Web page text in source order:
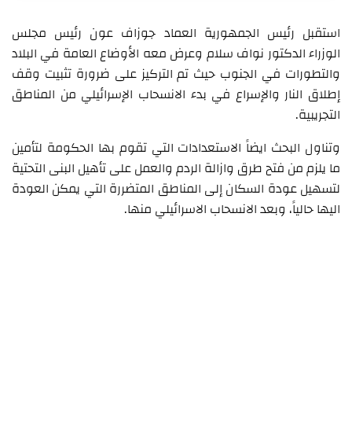
استقبل رئيس الجمهورية العماد جوزاف عون رئيس مجلس
الوزراء الدكتور نواف سلام وعرض معه الأوضاع العامة في البلاد
والتطورات في الجنوب حيث تم التركيز على ضرورة تثبيت وقف
إطلاق النار والإسراع في بدء الانسحاب الإسرائيلي من المناطق
التجريبية.
وتناول البحث ايضاً الاستعدادات التي تقوم بها الحكومة لتأمين
ما يلزم من فتح طرق وازالة الردم والعمل على تأهيل البنى التحتية
لتسهيل عودة السكان إلى المناطق المتضررة التي يمكن العودة
اليها حالياً، وبعد الانسحاب الاسرائيلي منها.